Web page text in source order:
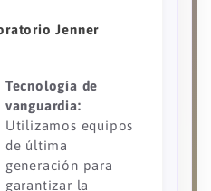
Jenner
Tecnología de
vanguardia:
Utilizamos equipos
de última
generación para
garantizar la